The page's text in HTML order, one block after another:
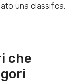
una classifica.
che